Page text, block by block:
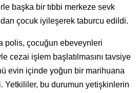
başka bir tıbbi merkeze sevk
çocuk iyileşerek taburcu edildi.
polis, çocuğun ebeveynleri
cezai işlem başlatılmasını tavsiye
evin içinde yoğun bir marihuana
Yetkililer, bu durumun yetişkinlerin